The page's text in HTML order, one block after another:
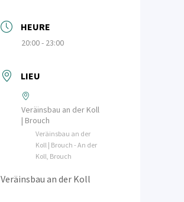
HEURE
20:00 - 23:00
LIEU
Veräinsbau an der Koll
| Brouch
Veräinsbau an der
Koll | Brouch - An der
Koll, Brouch
Veräinsbau an der Koll